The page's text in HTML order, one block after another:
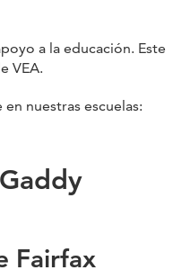
a la educación. Este
VEA.
nuestras escuelas:
Fairfax